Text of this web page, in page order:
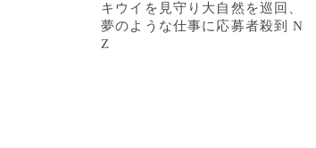
キウイを見守り大自然を巡回、
夢のような仕事に応募者殺到 N
Z